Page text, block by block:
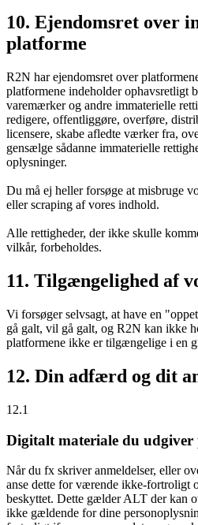
10. Ejendomsret over
platforme
R2N har ejendomsret over
platformene indeholder ophavsretligt
varemærker og andre immaterielle
redigere, offentliggøre, overføre,
licensere, skabe afledte værker fra,
gensælge sådanne immaterielle
oplysninger.
Du må ej heller forsøge at misbruge
eller scraping af vores indhold.
Alle rettigheder, der ikke skulle
vilkår, forbeholdes.
11. Tilgængelighed af
Vi forsøger selvsagt, at have en
gå galt, vil gå galt, og R2N kan ikke
platformene ikke er tilgængelige i en
12. Din adfærd og dit
12.1
Digitalt materiale du udgiver
Når du fx skriver anmeldelser, eller
anse dette for værende ikke-fortroligt
beskyttet. Dette gælder ALT der kan
ikke gældende for dine